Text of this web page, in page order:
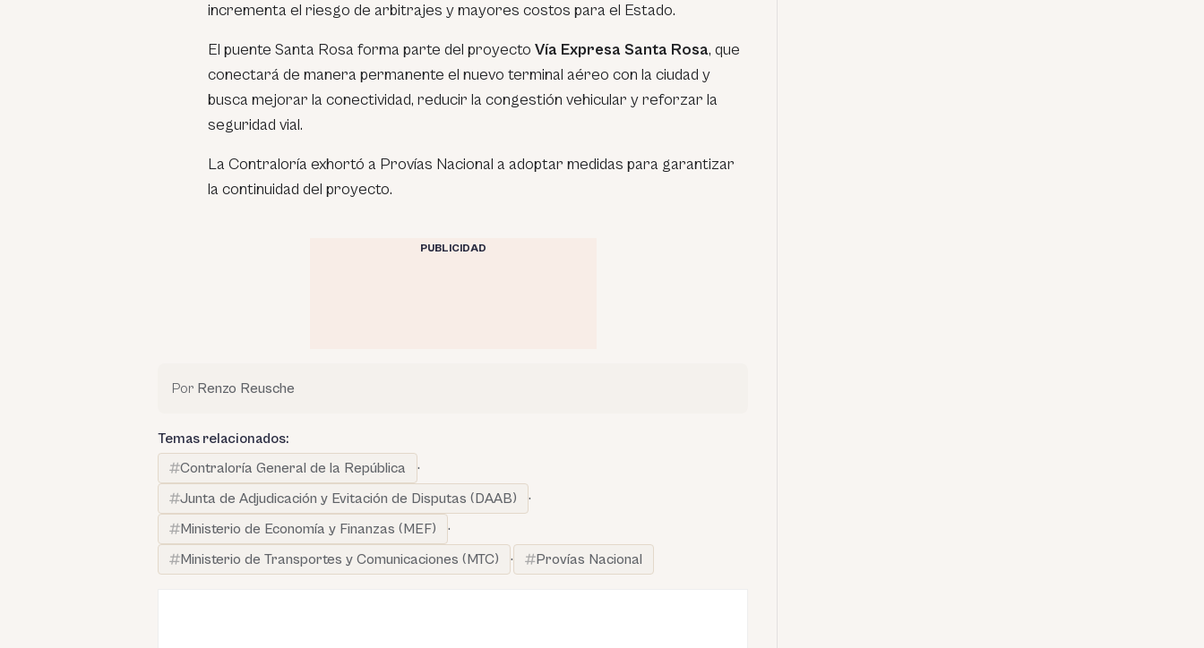
incrementa el riesgo de arbitrajes y mayores costos para el Estado.
El puente Santa Rosa forma parte del proyecto Vía Expresa Santa Rosa, que
conectará de manera permanente el nuevo terminal aéreo con la ciudad y
busca mejorar la conectividad, reducir la congestión vehicular y reforzar la
seguridad vial.
La Contraloría exhortó a Provías Nacional a adoptar medidas para garantizar
la continuidad del proyecto.
PUBLICIDAD
Por Renzo Reusche
Temas relacionados:
Contraloría General de la República
·
Junta de Adjudicación y Evitación de Disputas (DAAB)
·
Ministerio de Economía y Finanzas (MEF)
·
Ministerio de Transportes y Comunicaciones (MTC)
· Provías Nacional